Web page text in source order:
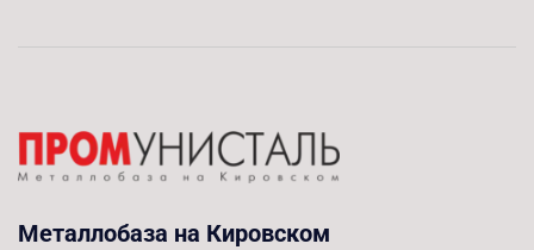
Металлобаза на Кировском